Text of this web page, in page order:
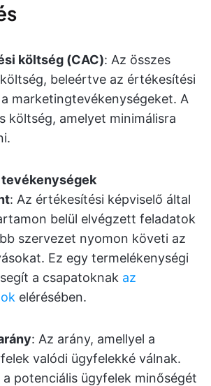
költség (CAC): Az összes
beleértve az értékesítési
marketingtevékenységeket. A
költség, amelyet minimálisra
: Az értékesítési képviselő által
belül elvégzett feladatok
szervezet nyomon követi az
Ez egy termelékenységi
a csapatoknak az
elérésében.
: Az arány, amellyel a
valódi ügyfelekké válnak.
potenciális ügyfelek minőségét